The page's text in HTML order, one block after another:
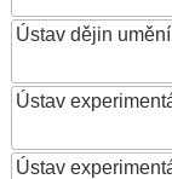
Ústav dějin
Ústav
Ústav